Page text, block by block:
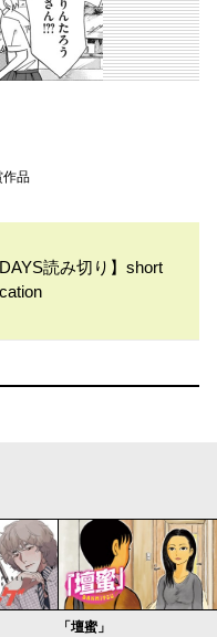
作品
DAYS読み切り】short
「壇蜜」